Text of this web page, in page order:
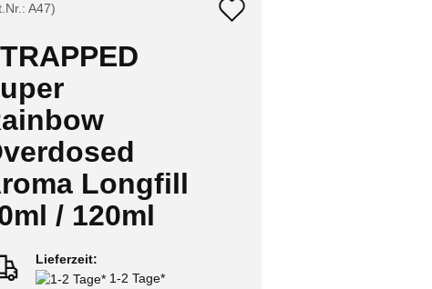
A47)
Longfill
/ 120ml
Lieferzeit:
1-2 Tage*